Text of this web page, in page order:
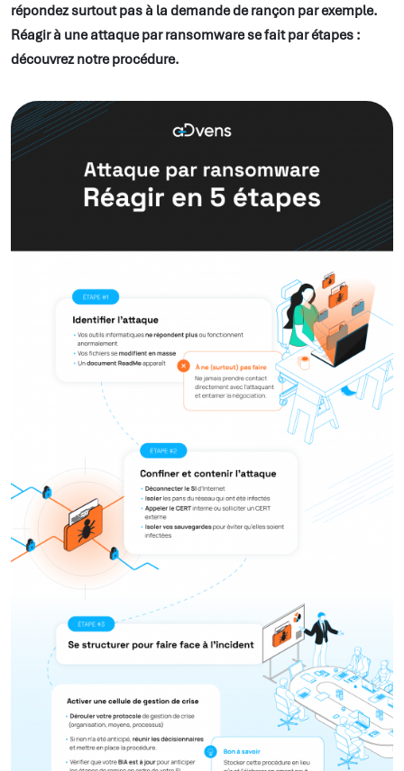
répondez surtout pas à la demande de rançon par exemple.
Réagir à une attaque par ransomware se fait par étapes :
découvrez notre procédure.